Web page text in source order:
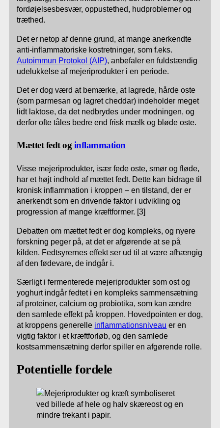
fordøjelsesbesvær, oppustethed, hudproblemer og
træthed.
Det er netop af denne grund, at mange anerkendte
anti-inflammatoriske kostretninger, som f.eks.
Autoimmun Protokol (AIP) , anbefaler en fuldstændig
udelukkelse af mejeriprodukter i en periode.
Det er dog værd at bemærke, at lagrede, hårde oste
(som parmesan og lagret cheddar) indeholder meget
lidt laktose, da det nedbrydes under modningen, og
derfor ofte tåles bedre end frisk mælk og bløde oste.
Mættet fedt og inflammation
Visse mejeriprodukter, især fede oste, smør og fløde,
har et højt indhold af mættet fedt. Dette kan bidrage til
kronisk inflammation i kroppen – en tilstand, der er
anerkendt som en drivende faktor i udvikling og
progression af mange kræftformer. [3]
Debatten om mættet fedt er dog kompleks, og nyere
forskning peger på, at det er afgørende at se på
kilden. Fedtsyrernes effekt ser ud til at være afhængig
af den fødevare, de indgår i.
Særligt i fermenterede mejeriprodukter som ost og
yoghurt indgår fedtet i en kompleks sammensætning
af proteiner, calcium og probiotika, som kan ændre
den samlede effekt på kroppen. Hovedpointen er dog,
at kroppens generelle inflammationsniveau er en
vigtig faktor i et kræftforløb, og den samlede
kostsammensætning derfor spiller en afgørende rolle.
Potentielle fordele